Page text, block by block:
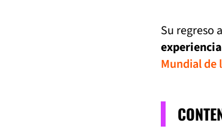
Su regreso a
Mundial de